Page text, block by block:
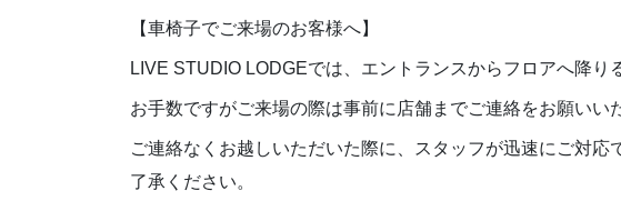
【車椅子でご来場のお客様へ】
LIVE STUDIO LODGEでは、エントランスからフロアへ降り
お手数ですがご来場の際は事前に店舗までご連絡をお願いい
ご連絡なくお越しいただいた際に、スタッフが迅速にご対
了承ください。